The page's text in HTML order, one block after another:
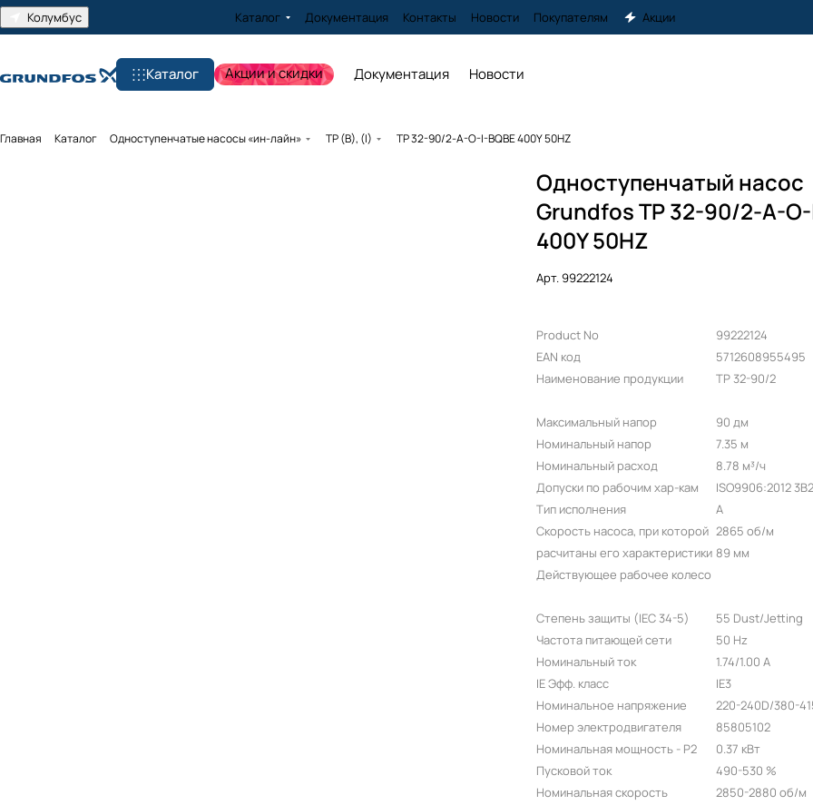
Колумбус Каталог Документация Контакты Новости Покупателям Акции
Каталог Акции и скидки Документация Новости
Главная Каталог Одноступенчатые насосы «ин-лайн» TP (B), (I) TP 32-90/2-A-O-I-BQBE 400Y 50HZ
Одноступенчатый насос
Grundfos TP 32-90/2-A-O-
400Y 50HZ
Арт.99222124
Product No
EAN код
Наименование продукции
99222124
5712608955495
TP 32-90/2
Максимальный напор
Номинальный напор
Номинальный расход
Допуски по рабочим хар-кам
Тип исполнения
Скорость насоса, при которой
расчитаны его характеристики
Действующее рабочее колесо
90 дм
7.35 м
8.78 м³/ч
ISO9906:2012 3B2
A
2865 об/м
89 мм
Степень защиты (IEC 34-5)
Частота питающей сети
Номинальный ток
IE Эфф. класс
Номинальное напряжение
Номер электродвигателя
Номинальная мощность - P2
Пусковой ток
Номинальная скорость
55 Dust/Jetting
50 Hz
1.74/1.00 A
IE3
220-240D/380-
85805102
0.37 кВт
490-530 %
2850-2880 об/м